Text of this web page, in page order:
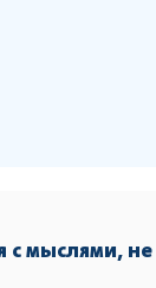
с мыслями, не